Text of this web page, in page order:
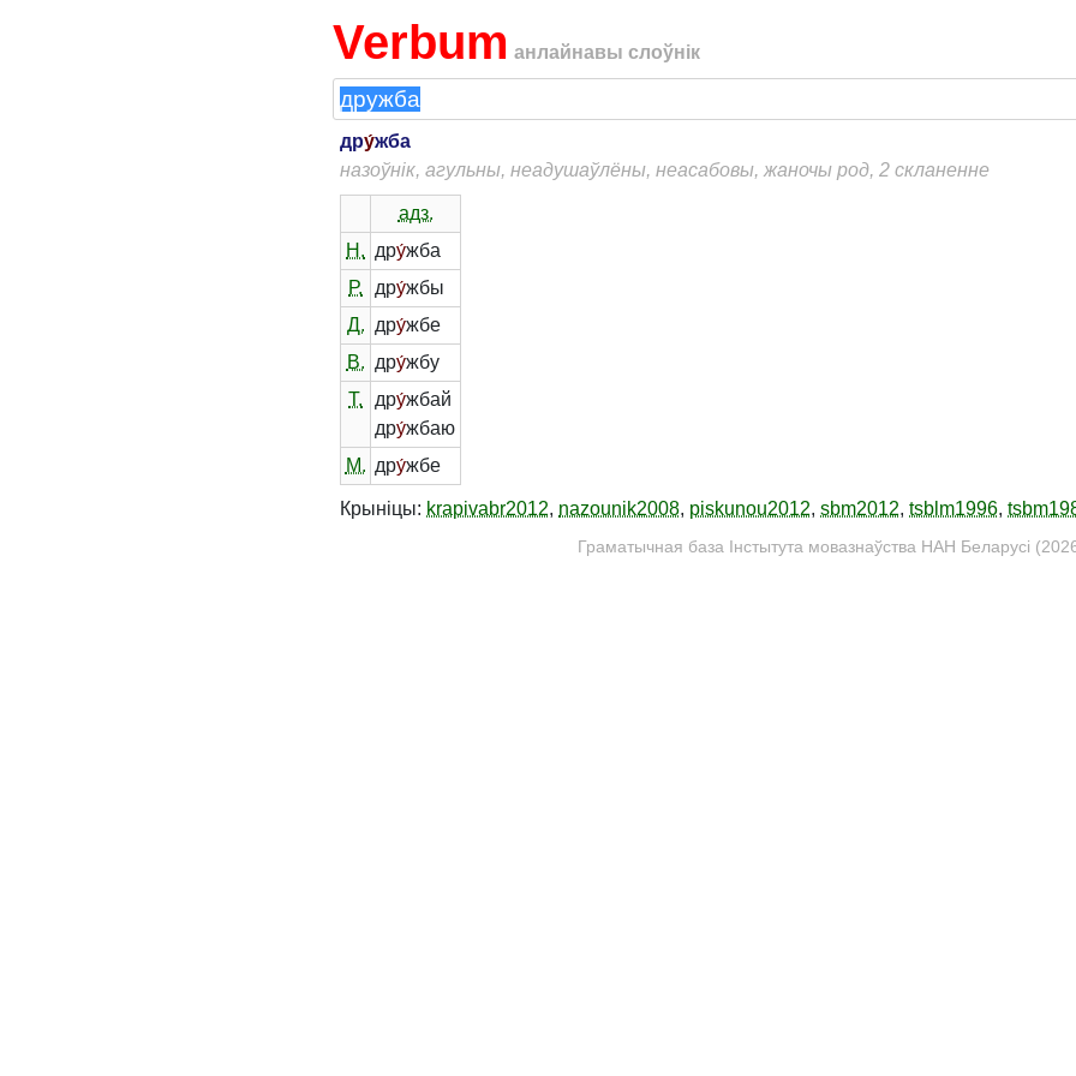
Verbum анлайнавы слоўнік
дру́жба
назоўнік, агульны, неадушаўлёны, неасабовы, жаночы род, 2 скланенне
адз.
Н. дру́жба
Р.
дру́жбы
Д. дру́жбе
В. дру́жбу
Т.
дру́жбай
дру́жбаю
М. дру́жбе
Крыніцы: krapivabr2012, nazounik2008, piskunou2012, sbm2012, tsblm1996,
Граматычная база Інстытута мовазнаўства НАН Беларусі